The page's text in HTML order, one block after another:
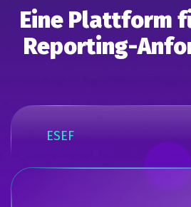
Eine Plattform
Reporting-
ESEF